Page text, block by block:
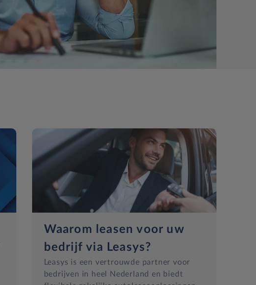
Waarom leasen voor uw
bedrijf via Leasys?
Leasys is een vertrouwde partner voor
bedrijven in heel Nederland en biedt